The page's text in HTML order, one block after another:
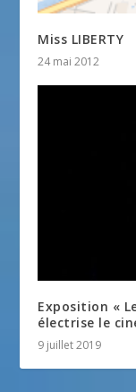
Miss LIBERTY
24 mai 2012
Exposition «
électrise le
9 juillet 2019